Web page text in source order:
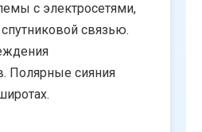
с электросетями,
связью.
Полярные сияния